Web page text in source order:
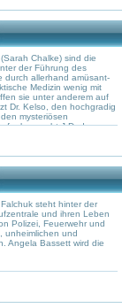
kluger und melancholischer
Chalke) sind die
der Führung des
durch allerhand amüsant-
Medizin wenig mit
sie unter anderem auf
Dr. Kelso, den hochgradig
mysteriösen
macht J.D. das
steht hinter der
und ihren Leben
Polizei, Feuerwehr und
unheimlichen und
Angela Bassett wird die